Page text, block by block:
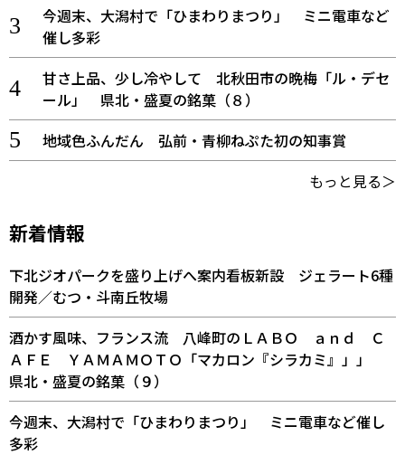
今週末、大潟村で「ひまわりまつり」 ミニ電車など
催し多彩
甘さ上品、少し冷やして 北秋田市の晩梅「ル・デセ
ール」 県北・盛夏の銘菓（８）
地域色ふんだん 弘前・青柳ねぷた初の知事賞
もっと見る＞
新着情報
下北ジオパークを盛り上げへ案内看板新設 ジェラート6種
開発／むつ・斗南丘牧場
酒かす風味、フランス流 八峰町のＬＡＢＯ ａｎｄ Ｃ
ＡＦＥ ＹＡＭＡＭＯＴＯ「マカロン『シラカミ』」」
県北・盛夏の銘菓（９）
今週末、大潟村で「ひまわりまつり」 ミニ電車など催し
多彩